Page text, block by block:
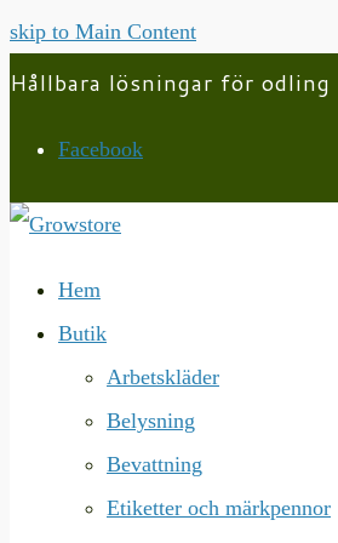
skip to Main Content
Hållbara lösningar för odling
Facebook
Hem
Butik
Arbetskläder
Belysning
Bevattning
Etiketter och märkpennor